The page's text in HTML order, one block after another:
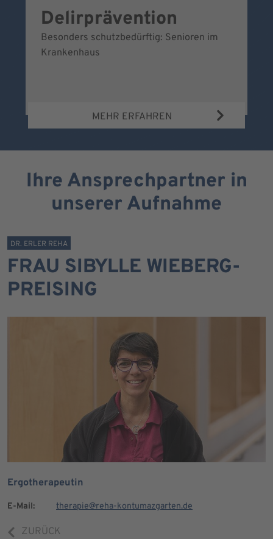
Delirprävention
Besonders schutzbedürftig: Senioren im
Krankenhaus
MEHR ERFAHREN
Ihre Ansprechpartner in
unserer Aufnahme
DR. ERLER REHA
FRAU SIBYLLE WIEBERG-
PREISING
Ergotherapeutin
E-Mail: therapie@reha-kontumazgarten.de
ZURÜCK